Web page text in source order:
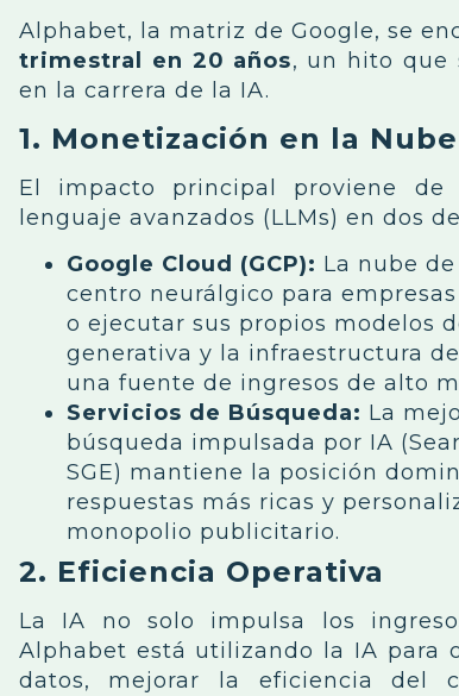
Alphabet, la matriz de Google, se
trimestral en 20 años, un hito que
en la carrera de la IA.
1. Monetización en la
El impacto principal proviene
lenguaje avanzados (LLMs) en dos
Google Cloud (GCP): La nube
centro neurálgico para
o ejecutar sus propios modelos
generativa y la infraestructura
una fuente de ingresos de alto
Servicios de Búsqueda: La
búsqueda impulsada por IA
SGE) mantiene la posición
respuestas más ricas y
monopolio publicitario.
2. Eficiencia Operativa
La IA no solo impulsa los
Alphabet está utilizando la IA para
datos, mejorar la eficiencia del